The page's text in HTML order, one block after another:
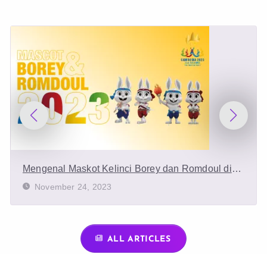
Mengenal Maskot Kelinci Borey dan Romdoul di
Pembukaan SEA Games 2023
November 24, 2023
ALL ARTICLES